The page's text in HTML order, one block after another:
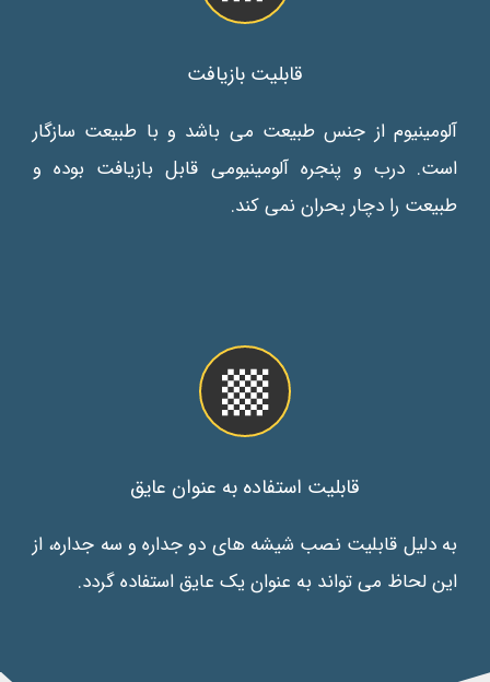
قابلیت بازیافت
آلومینیوم از جنس طبیعت می باشد و با طبیعت سازگار
است. درب و پنجره آلومینیومی قابل بازیافت بوده و
طبیعت را دچار بحران نمی کند.
قابلیت استفاده به عنوان عایق
به دلیل قابلیت نصب شیشه های دو جداره و سه جداره، از
این لحاظ می تواند به عنوان یک عایق استفاده گردد.